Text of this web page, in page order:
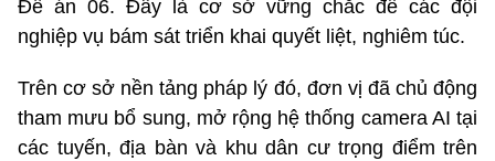
Đề án 06. Đây là cơ sở vững chắc để các đội
nghiệp vụ bám sát triển khai quyết liệt, nghiêm túc.
Trên cơ sở nền tảng pháp lý đó, đơn vị đã chủ động
tham mưu bổ sung, mở rộng hệ thống camera AI tại
các tuyến, địa bàn và khu dân cư trọng điểm trên